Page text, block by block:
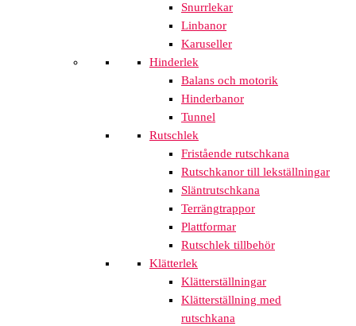
Snurrlekar
Linbanor
Karuseller
Hinderlek
Balans och motorik
Hinderbanor
Tunnel
Rutschlek
Fristående rutschkana
Rutschkanor till lekställningar
Släntrutschkana
Terrängtrappor
Plattformar
Rutschlek tillbehör
Klätterlek
Klätterställningar
Klätterställning med
rutschkana